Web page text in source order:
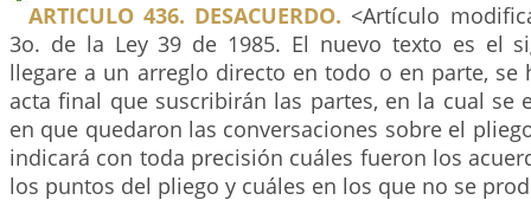
ARTICULO 436. DESACUERDO. <Artículo
3o. de la Ley 39 de 1985. El nuevo texto es el
llegare a un arreglo directo en todo o en parte, se
acta final que suscribirán las partes, en la cual se
en que quedaron las conversaciones sobre el
indicará con toda precisión cuáles fueron los
los puntos del pliego y cuáles en los que no se